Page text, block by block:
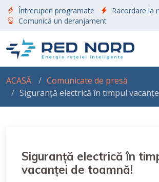
Întreruperi programate
Racordare la
Comunică un deranjament
ACASĂ
Comunicate de presă
Siguranță electrică în timpul
Siguranță electrică în
vacanței de toamnă!